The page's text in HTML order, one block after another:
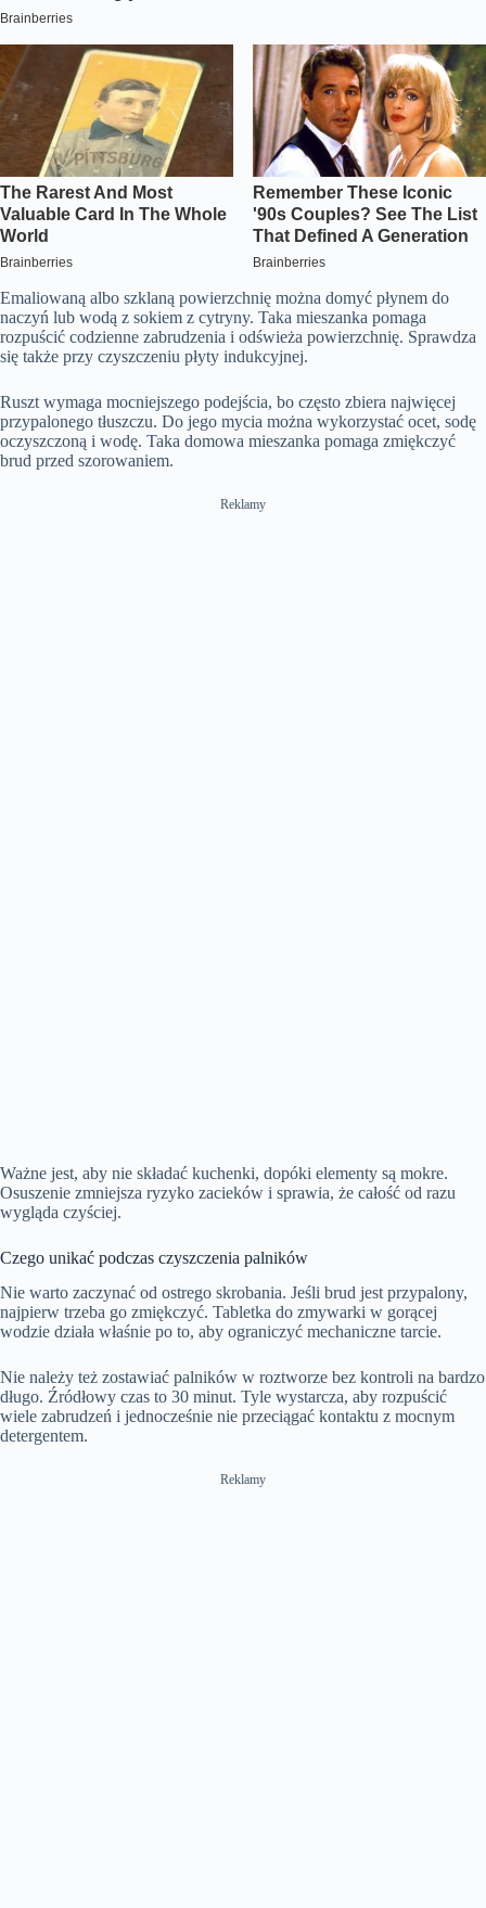
Emaliowaną albo szklaną powierzchnię można domyć płynem do
naczyń lub wodą z sokiem z cytryny. Taka mieszanka pomaga
rozpuścić codzienne zabrudzenia i odświeża powierzchnię. Sprawdza
się także przy czyszczeniu płyty indukcyjnej.
Ruszt wymaga mocniejszego podejścia, bo często zbiera najwięcej
przypalonego tłuszczu. Do jego mycia można wykorzystać ocet, sodę
oczyszczoną i wodę. Taka domowa mieszanka pomaga zmiękczyć
brud przed szorowaniem.
Reklamy
Ważne jest, aby nie składać kuchenki, dopóki elementy są mokre.
Osuszenie zmniejsza ryzyko zacieków i sprawia, że całość od razu
wygląda czyściej.
Czego unikać podczas czyszczenia palników
Nie warto zaczynać od ostrego skrobania. Jeśli brud jest przypalony,
najpierw trzeba go zmiękczyć. Tabletka do zmywarki w gorącej
wodzie działa właśnie po to, aby ograniczyć mechaniczne tarcie.
Nie należy też zostawiać palników w roztworze bez kontroli na bardzo
długo. Źródłowy czas to 30 minut. Tyle wystarcza, aby rozpuścić
wiele zabrudzeń i jednocześnie nie przeciągać kontaktu z mocnym
detergentem.
Reklamy